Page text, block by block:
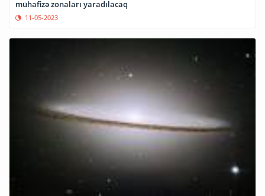
mühafizə zonaları yaradılacaq
11-05-2023